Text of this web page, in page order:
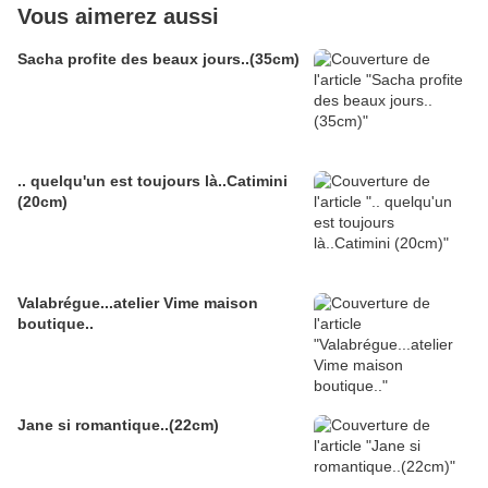
Vous aimerez aussi
Sacha profite des beaux jours..(35cm)
.. quelqu'un est toujours là..Catimini
(20cm)
Valabrégue...atelier Vime maison
boutique..
Jane si romantique..(22cm)